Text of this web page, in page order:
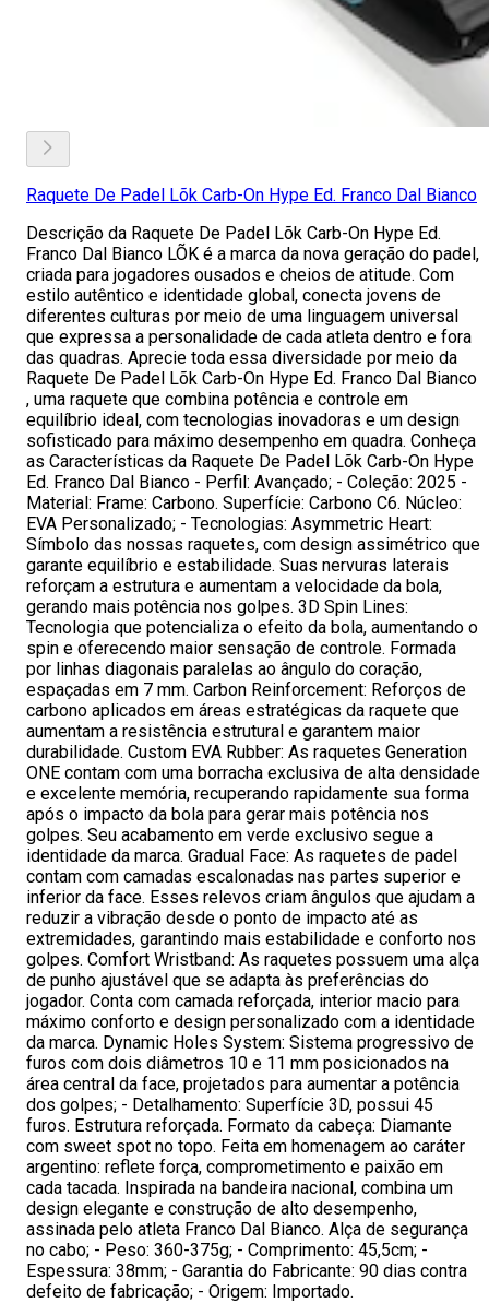
Raquete De Padel Lõk Carb-On Hype Ed. Franco Dal Bianco
Descrição da Raquete De Padel Lõk Carb-On Hype Ed.
Franco Dal Bianco LÕK é a marca da nova geração do padel,
criada para jogadores ousados e cheios de atitude. Com
estilo autêntico e identidade global, conecta jovens de
diferentes culturas por meio de uma linguagem universal
que expressa a personalidade de cada atleta dentro e fora
das quadras. Aprecie toda essa diversidade por meio da
Raquete De Padel Lõk Carb-On Hype Ed. Franco Dal Bianco
, uma raquete que combina potência e controle em
equilíbrio ideal, com tecnologias inovadoras e um design
sofisticado para máximo desempenho em quadra. Conheça
as Características da Raquete De Padel Lõk Carb-On Hype
Ed. Franco Dal Bianco - Perfil: Avançado; - Coleção: 2025 -
Material: Frame: Carbono. Superfície: Carbono C6. Núcleo:
EVA Personalizado; - Tecnologias: Asymmetric Heart:
Símbolo das nossas raquetes, com design assimétrico que
garante equilíbrio e estabilidade. Suas nervuras laterais
reforçam a estrutura e aumentam a velocidade da bola,
gerando mais potência nos golpes. 3D Spin Lines:
Tecnologia que potencializa o efeito da bola, aumentando o
spin e oferecendo maior sensação de controle. Formada
por linhas diagonais paralelas ao ângulo do coração,
espaçadas em 7 mm. Carbon Reinforcement: Reforços de
carbono aplicados em áreas estratégicas da raquete que
aumentam a resistência estrutural e garantem maior
durabilidade. Custom EVA Rubber: As raquetes Generation
ONE contam com uma borracha exclusiva de alta densidade
e excelente memória, recuperando rapidamente sua forma
após o impacto da bola para gerar mais potência nos
golpes. Seu acabamento em verde exclusivo segue a
identidade da marca. Gradual Face: As raquetes de padel
contam com camadas escalonadas nas partes superior e
inferior da face. Esses relevos criam ângulos que ajudam a
reduzir a vibração desde o ponto de impacto até as
extremidades, garantindo mais estabilidade e conforto nos
golpes. Comfort Wristband: As raquetes possuem uma alça
de punho ajustável que se adapta às preferências do
jogador. Conta com camada reforçada, interior macio para
máximo conforto e design personalizado com a identidade
da marca. Dynamic Holes System: Sistema progressivo de
furos com dois diâmetros 10 e 11 mm posicionados na
área central da face, projetados para aumentar a potência
dos golpes; - Detalhamento: Superfície 3D, possui 45
furos. Estrutura reforçada. Formato da cabeça: Diamante
com sweet spot no topo. Feita em homenagem ao caráter
argentino: reflete força, comprometimento e paixão em
cada tacada. Inspirada na bandeira nacional, combina um
design elegante e construção de alto desempenho,
assinada pelo atleta Franco Dal Bianco. Alça de segurança
no cabo; - Peso: 360-375g; - Comprimento: 45,5cm; -
Espessura: 38mm; - Garantia do Fabricante: 90 dias contra
defeito de fabricação; - Origem: Importado.